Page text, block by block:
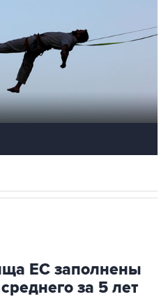
ЕС заполнены
за 5 лет